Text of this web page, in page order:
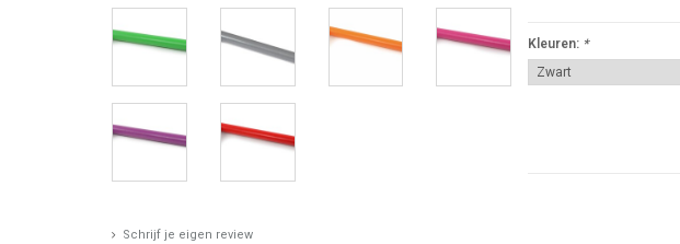
Schrijf je eigen review
Kleuren: *